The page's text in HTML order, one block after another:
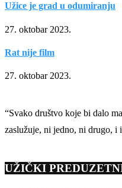
Užice je grad u odumiranju
27. oktobar 2023.
Rat nije film
27. oktobar 2023.
“Svako društvo koje bi dalo
zaslužuje, ni jedno, ni drugo, i
UŽIČKI